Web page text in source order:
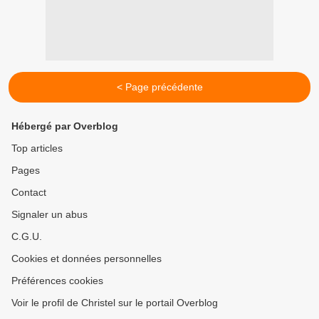
< Page précédente
Hébergé par Overblog
Top articles
Pages
Contact
Signaler un abus
C.G.U.
Cookies et données personnelles
Préférences cookies
Voir le profil de Christel sur le portail Overblog